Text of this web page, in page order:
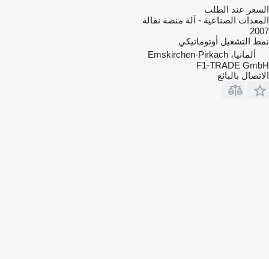
السعر عند الطلب
المعدات الصناعية - آلة منصة نقالة
2007
نمط التشغيل أوتوماتيكي
ألمانيا، Emskirchen-Pirkach
F1-TRADE GmbH
الاتصال بالبائع